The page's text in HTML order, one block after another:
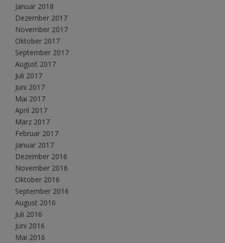
Januar 2018
Dezember 2017
November 2017
Oktober 2017
September 2017
August 2017
Juli 2017
Juni 2017
Mai 2017
April 2017
März 2017
Februar 2017
Januar 2017
Dezember 2016
November 2016
Oktober 2016
September 2016
August 2016
Juli 2016
Juni 2016
Mai 2016